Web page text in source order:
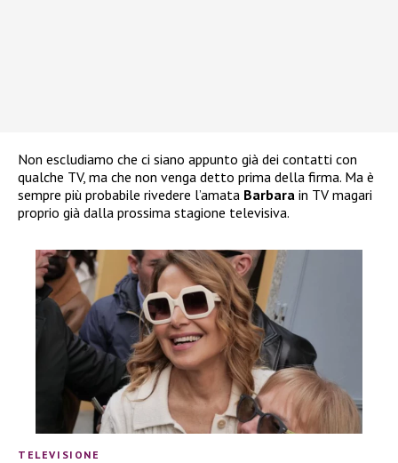
Non escludiamo che ci siano appunto già dei contatti con
qualche TV, ma che non venga detto prima della firma. Ma è
sempre più probabile rivedere l’amata Barbara in TV magari
proprio già dalla prossima stagione televisiva.
TELEVISIONE